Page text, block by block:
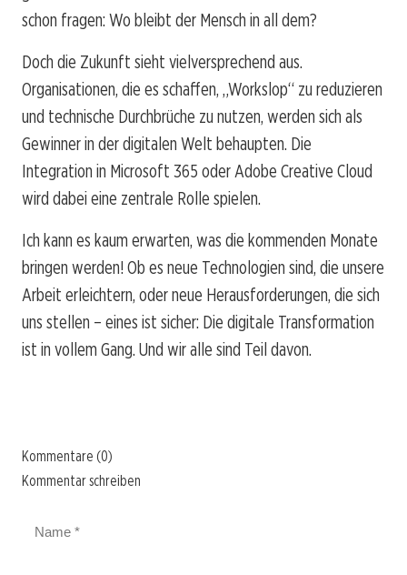
schon fragen: Wo bleibt der Mensch in all dem?
Doch die Zukunft sieht vielversprechend aus.
Organisationen, die es schaffen, „Workslop“ zu reduzieren
und technische Durchbrüche zu nutzen, werden sich als
Gewinner in der digitalen Welt behaupten. Die
Integration in Microsoft 365 oder Adobe Creative Cloud
wird dabei eine zentrale Rolle spielen.
Ich kann es kaum erwarten, was die kommenden Monate
bringen werden! Ob es neue Technologien sind, die unsere
Arbeit erleichtern, oder neue Herausforderungen, die sich
uns stellen – eines ist sicher: Die digitale Transformation
ist in vollem Gang. Und wir alle sind Teil davon.
Kommentare (0)
Kommentar schreiben